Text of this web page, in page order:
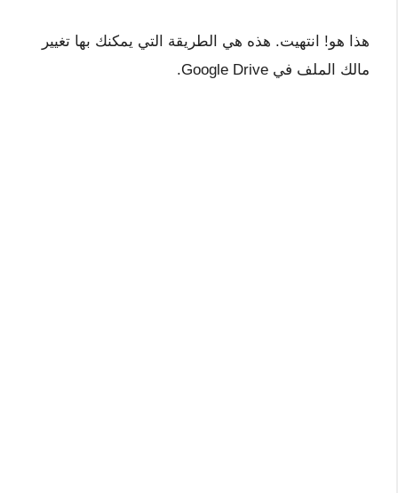
هذا هو! انتهيت. هذه هي الطريقة التي يمكنك بها تغيير
مالك الملف في Google Drive.